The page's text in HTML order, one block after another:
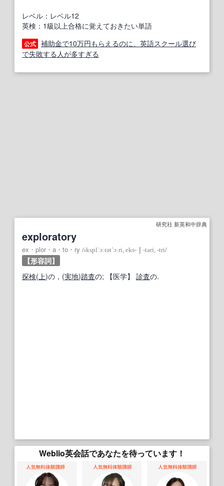
レベル：レベル12
英検：1級以上合格に覚えておきたい単語
公式 補助金で10万円もらえるのに、英語スクール選び
で失敗する人が多すぎる
研究社 新英和中辞典
exploratory
ex・plor・a・to・ry /ɪksplˈɔːrət`ɔːri, eks‐ ‐təri, ‐tri/
【形容詞】
探検(上)の，(実地)踏査の; 【医学】 診査の.
Weblio英会話であなたを待っています！